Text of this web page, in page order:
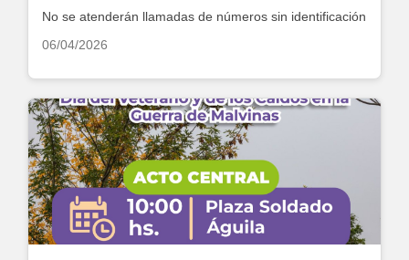
No se atenderán llamadas de números sin identificación
06/04/2026